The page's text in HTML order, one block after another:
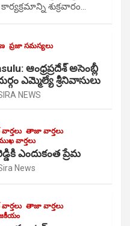
శుక్రవారం…
ప్రజా సమస్యలు
ఆంధ్రప్రదేశ్ అసెంబ్లీ
ఎమ్మెల్యే శ్రీనివాసులు
NEWS
వార్తలు తాజా వార్తలు
వార్తలు
ఎందుకంత ప్రేమ
News
వార్తలు తాజా వార్తలు